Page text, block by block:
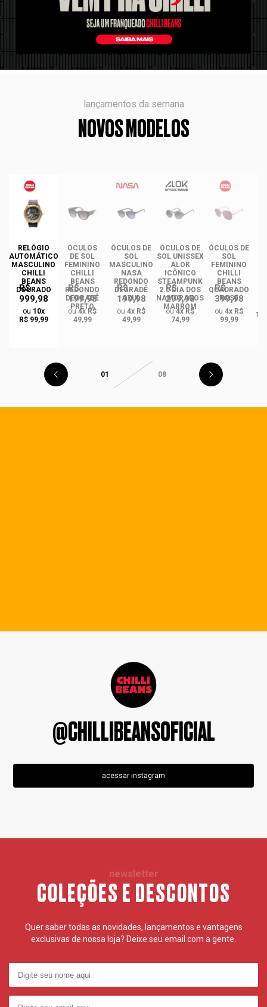
lançamentos da semana
NOVOS MODELOS
RELÓGIO
AUTOMÁTICO
MASCULINO
CHILLI
BEANS
DOURADO
R$
999,98
ou 10x
R$ 99,99
ÓCULOS
DE SOL
FEMININO
CHILLI
BEANS
REDONDO
DEGRADÊ
PRETO
R$
199,98
ou4x R$
49,99
ÓCULOS DE
SOL
MASCULINO
NASA
REDONDO
DEGRADÊ
AZUL
R$
199,98
ou 4x R$
49,99
ÓCULOS DE
SOL UNISSEX
ALOK
ICÔNICO
STEAMPUNK
2.0 DIA DOS
NAMORADOS
MARROM
R$
299,98
ou4x R$
74,99
ÓCULOS DE
SOL
FEMININO
CHILLI
BEANS
QUADRADO
ROSÉ
R$
399,98
ou 4x R$
99,99
01 08
@CHILLIBEANSOFICIAL
acessar instagram
newsletter
COLEÇÕES E DESCONTOS
Quer saber todas as novidades, lançamentos e vantagens
exclusivas de nossa loja? Deixe seu email com a gente.